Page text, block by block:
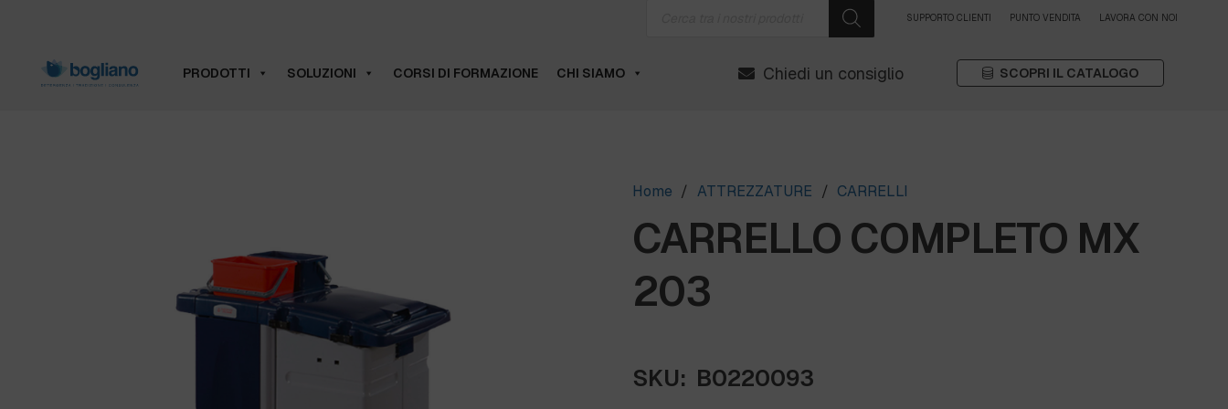
SUPPORTO CLIENTI PUNTO VENDITA LAVORA CON NOI
PRODOTTI SOLUZIONI CORSI DI FORMAZIONE CHI SIAMO Chiedi un consiglio SCOPRI IL CATALOGO
Home / ATTREZZATURE / CARRELLI
CARRELLO COMPLETO MX
203
SKU: B0220093